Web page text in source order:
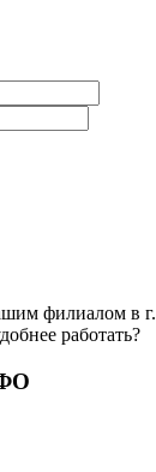
филиалом в г.
работать?